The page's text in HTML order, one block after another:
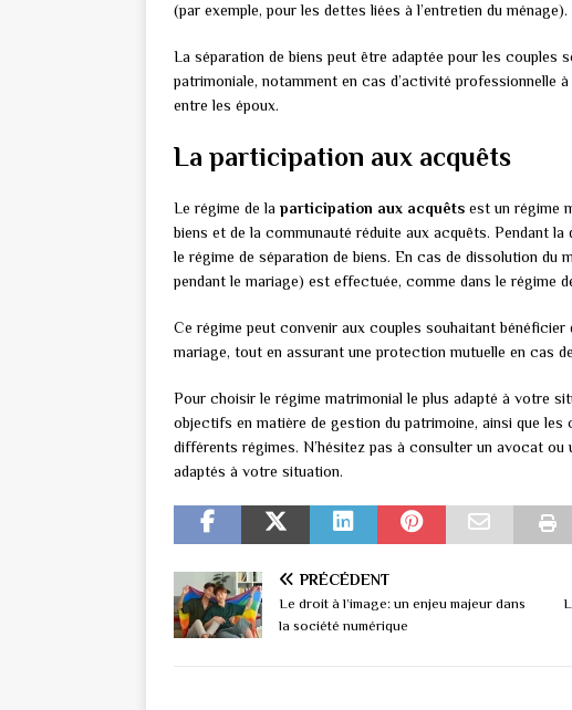
(par exemple, pour les dettes liées à l’entretien du ménage).
La séparation de biens peut être adaptée pour les couples
patrimoniale, notamment en cas d’activité professionnelle
entre les époux.
La participation aux acquêts
Le régime de la participation aux acquêts est un régime
biens et de la communauté réduite aux acquêts. Pendant
le régime de séparation de biens. En cas de dissolution du
pendant le mariage) est effectuée, comme dans le régime
Ce régime peut convenir aux couples souhaitant bénéficier
mariage, tout en assurant une protection mutuelle en cas
Pour choisir le régime matrimonial le plus adapté à votre
objectifs en matière de gestion du patrimoine, ainsi que
différents régimes. N’hésitez pas à consulter un avocat
adaptés à votre situation.
PRÉCÉDENT
Le droit à l’image: un enjeu majeur dans
la société numérique